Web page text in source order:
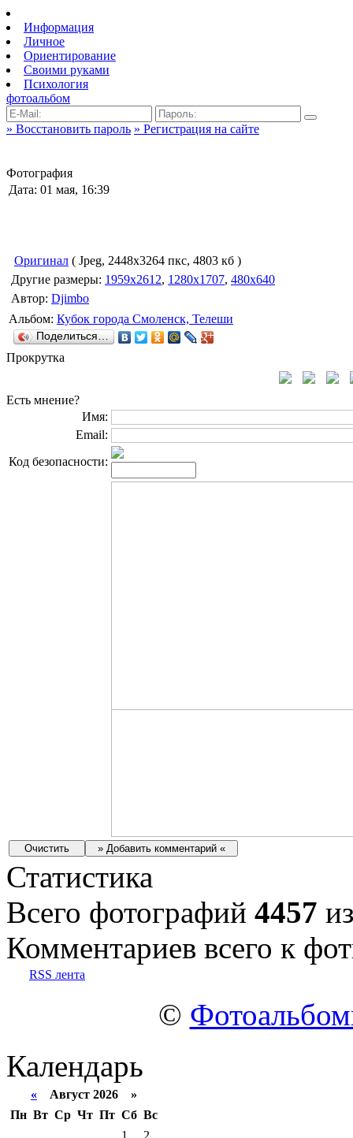
Информация
Личное
Ориентирование
Своими руками
Психология
фотоальбом
» Восстановить пароль » Регистрация на сайте
Фотография
Дата: 01 мая, 16:39
Оригинал ( Jpeg, 2448x3264 пкс, 4803 кб )
Другие размеры: 1959x2612, 1280x1707, 480x640
Автор: Djimbo
Альбом: Кубок города Смоленск, Телеши
Поделиться…
Прокрутка
Есть мнение?
Имя:
Email:
Код безопасности:
Статистика
Всего фотографий 4457
Комментариев всего к
RSS лента
©
Календарь
« Август 2026 »
Пн Вт Ср Чт Пт Сб Вс
1
2